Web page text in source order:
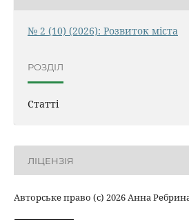
№ 2 (10) (2026): Розвиток міста
РОЗДІЛ
Статті
ЛІЦЕНЗІЯ
Авторське право (c) 2026 Анна